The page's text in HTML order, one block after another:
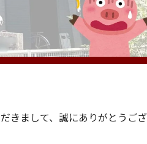
きまして、誠にありがとうござ